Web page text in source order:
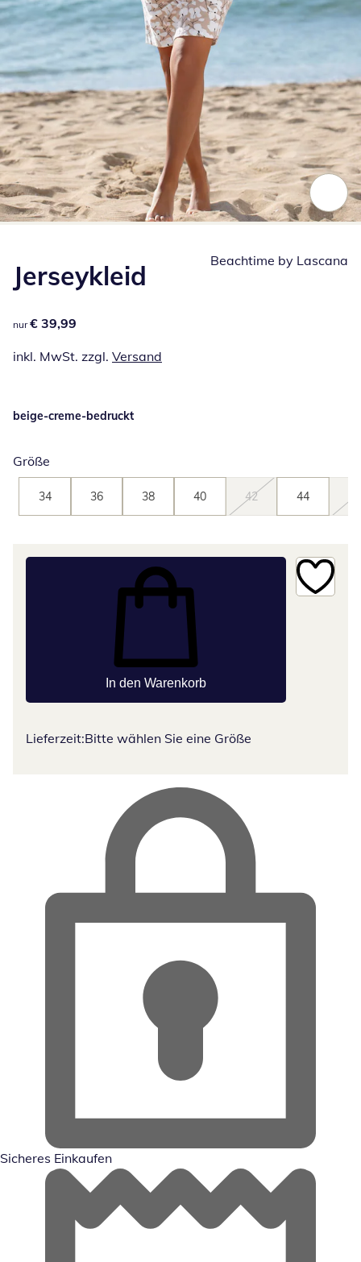
Jerseykleid
€ 39,99
nur € 39,99
inkl. MwSt. zzgl. Versand
Beachtime by Lascana
beige-creme-bedruckt
Größe
34 36 38 40 42 44
In den Warenkorb
Lieferzeit:Bitte wählen Sie eine Größe
Sicheres Einkaufen